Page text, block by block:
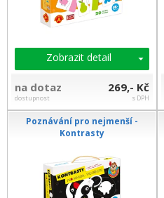
Zobrazit detail
na dotaz
dostupnost
269,- Kč
s DPH
Poznávání pro nejmenší -
Kontrasty